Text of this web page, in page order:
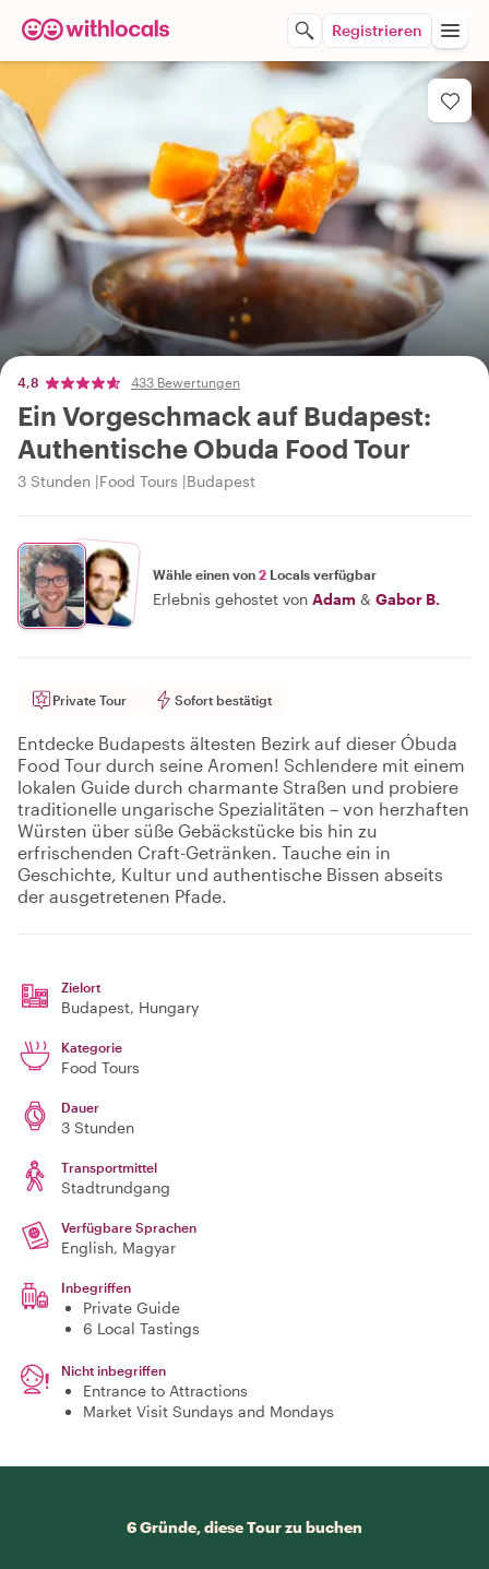
Registrieren
4,8 433 Bewertungen
Ein Vorgeschmack auf Budapest:
Authentische Obuda Food Tour
3 Stunden Food Tours Budapest
Wähle einen von 2 Locals verfügbar
Erlebnis gehostet von Adam & Gabor B.
Private Tour Sofort bestätigt
Entdecke Budapests ältesten Bezirk auf dieser Óbuda
Food Tour durch seine Aromen! Schlendere mit einem
lokalen Guide durch charmante Straßen und probiere
traditionelle ungarische Spezialitäten – von herzhaften
Würsten über süße Gebäckstücke bis hin zu
erfrischenden Craft-Getränken. Tauche ein in
Geschichte, Kultur und authentische Bissen abseits
der ausgetretenen Pfade.
Zielort
Budapest, Hungary
Kategorie
Food Tours
Dauer
3 Stunden
Transportmittel
Stadtrundgang
Verfügbare Sprachen
English, Magyar
Inbegriffen
Private Guide
6 Local Tastings
Nicht inbegriffen
Entrance to Attractions
Market Visit Sundays and Mondays
6 Gründe, diese Tour zu buchen